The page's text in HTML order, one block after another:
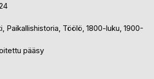
Paikallishistoria, Töölö, 1800-luku, 1900-
pääsy